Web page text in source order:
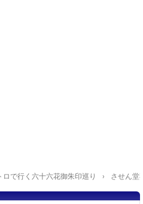
ロで行く六十六花御朱印巡り › させん堂